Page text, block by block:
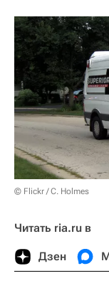
© Flickr / C. Holmes
Читать ria.ru в
Дзен